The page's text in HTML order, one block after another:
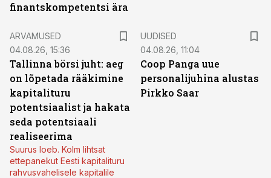
finantskompetentsi ära
ARVAMUSED
04.08.26, 15:36
Tallinna börsi juht: aeg
on lõpetada rääkimine
kapitalituru
potentsiaalist ja hakata
seda potentsiaali
realiseerima
Suurus loeb. Kolm lihtsat
ettepanekut Eesti kapitalituru
rahvusvahelisele kapitalile
UUDISED
04.08.26, 11:04
Coop Panga uue
personalijuhina alustas
Pirkko Saar